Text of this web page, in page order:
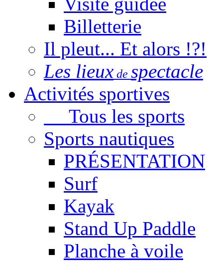
Billetterie
Il pleut... Et alors !?!
Les lieux de spectacle
Activités sportives
Tous les sports
Sports nautiques
PRÉSENTATION
Surf
Kayak
Stand Up Paddle
Planche à voile